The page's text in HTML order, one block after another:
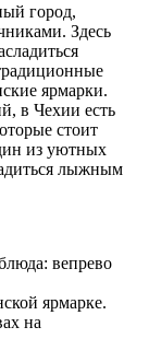
город,
Здесь
ярмарки.
в Чехии есть
стоит
из уютных
лыжным
вепрево
ярмарке.
на